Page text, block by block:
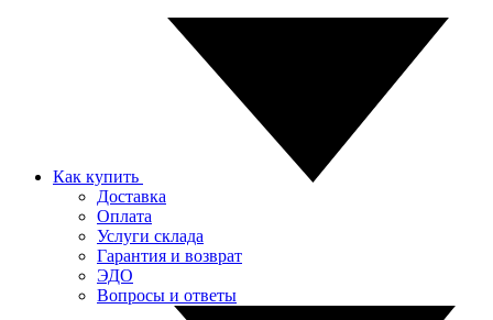
Как купить
Доставка
Оплата
Услуги склада
Гарантия и возврат
ЭДО
Вопросы и ответы